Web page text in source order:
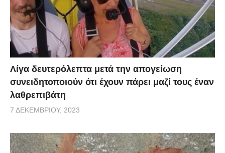
Λίγα δευτερόλεπτα μετά την απογείωση
συνειδητοποιούν ότι έχουν πάρει μαζί τους έναν
λαθρεπιβάτη
7 ΔΕΚΕΜΒΡΊΟΥ, 2023